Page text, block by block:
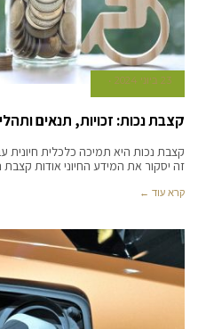
23 ביוני 2024
קצבת נכות: זכויות, תנאים
קצבת נכות היא תמיכה כלכלית חיונית
זה יסקור את המידע החיוני אודות קצבת
קרא עוד ←